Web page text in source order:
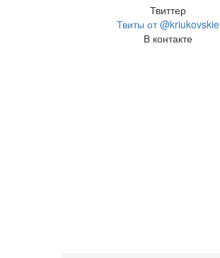
Твиттер
Твиты от @kriukovskie
В контакте